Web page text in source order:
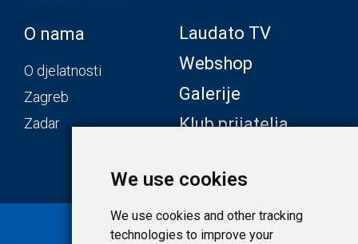
We use cookies
We use cookies and other tracking
technologies to improve your
O nama
O djelatnosti
Zagreb
Zadar
Laudato TV
Webshop
Galerije
Klub prijatelja
© 2020 Laudato.hr |Uvjeti i privatnost